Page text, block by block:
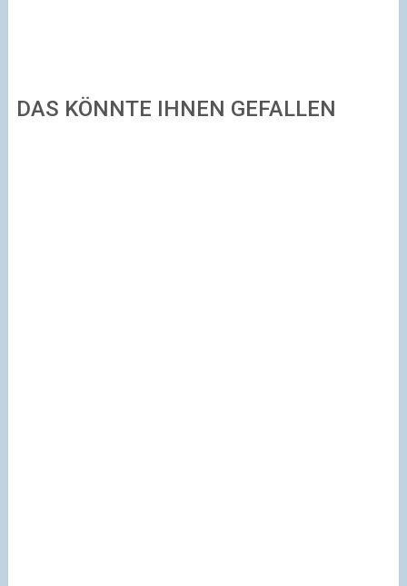
DAS KÖNNTE IHNEN GEFALLEN